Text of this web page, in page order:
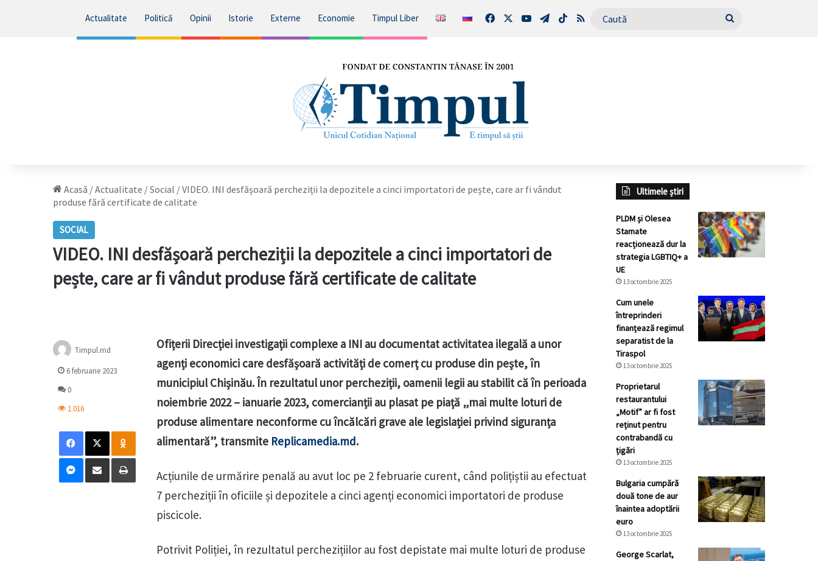
Actualitate Politică Opinii Istorie Externe Economie Timpul Liber FacebookYouTubeTelegram
TikTokRSS Caută
Acasă /Actualitate /Social /VIDEO. INI desfășoară percheziții la depozitele a cinci importatori de pește, care ar fi vândut
produse fără certificate de calitate
SOCIAL
VIDEO. INI desfășoară percheziții la depozitele a cinci importatori de
pește, care ar fi vândut produse fără certificate de calitate
Ofițerii Direcției investigații complexe a INI au documentat activitatea ilegală a unor
agenți economici care desfășoară activități de comerț cu produse din pește, în
municipiul Chișinău. În rezultatul unor percheziții, oamenii legii au stabilit că în perioada
noiembrie 2022 – ianuarie 2023, comercianții au plasat pe piață „mai multe loturi de
produse alimentare neconforme cu încălcări grave ale legislației privind siguranța
alimentară”, transmite Replicamedia.md.
Acțiunile de urmărire penală au avut loc pe 2 februarie curent, când polițiștii au efectuat
7 percheziții în oficiile și depozitele a cinci agenți economici importatori de produse
piscicole.
Potrivit Poliției, în rezultatul perchezițiilor au fost depistate mai multe loturi de produse
Timpul.md
6 februarie 2023
0
1.016
Facebook
X Odnoklassniki
Messenger
Distribuie prin mail Tipărește
Ultimele știri
PLDM și Olesea
Stamate
reacționează dur la
strategia LGBTIQ+ a
UE
13 octombrie 2025
Cum unele
întreprinderi
finanțează regimul
separatist de la
Tiraspol
13 octombrie 2025
Proprietarul
restaurantului
„Motif” ar fi fost
reținut pentru
contrabandă cu
țigări
13 octombrie 2025
Bulgaria cumpără
două tone de aur
înaintea adoptării
euro
13 octombrie 2025
George Scarlat,